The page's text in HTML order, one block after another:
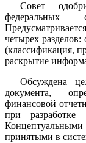
Совет
федеральных
четырех
(классификация,
раскрытие
Обсуждена
документа,
финансовой
при разработке
принятыми в